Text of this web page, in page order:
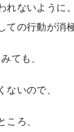
れないように
ての行動が消
ても、
ないので、
ろ、